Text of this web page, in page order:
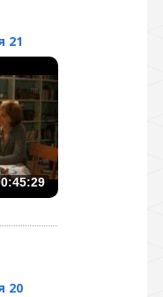
21
20